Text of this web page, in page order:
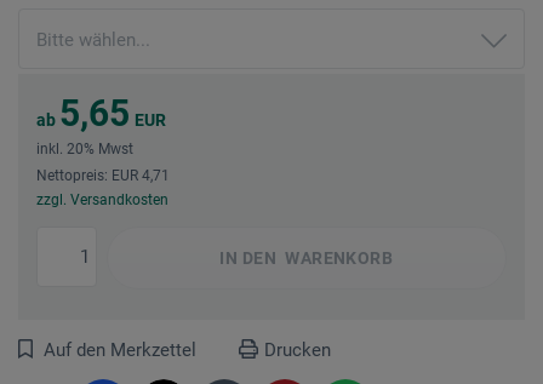
ab 5,65 EUR
inkl. 20% Mwst
Nettopreis: EUR 4,71
zzgl. Versandkosten
IN DEN WARENKORB
Auf den Merkzettel Drucken